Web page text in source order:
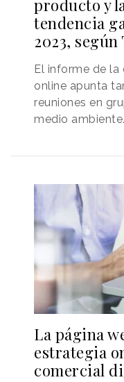
producto y
tendencia
2023,
El informe de la
online apunta
reuniones en
medio ambiente.
La página
estrategia
comercial